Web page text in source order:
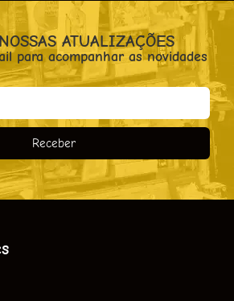
ATUALIZAÇÕES
para acompanhar as novidades
Receber